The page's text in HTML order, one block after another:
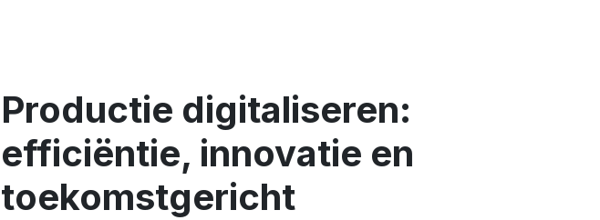
Productie digitaliseren:
efficiëntie, innovatie en
toekomstgericht